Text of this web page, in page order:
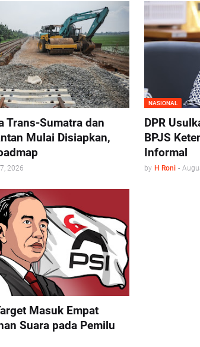
Trans-Sumatra dan
Mulai Disiapkan,
2026
NASIONAL
DPR
BPJS
Informal
by H Roni -
Masuk Empat
Suara pada Pemilu